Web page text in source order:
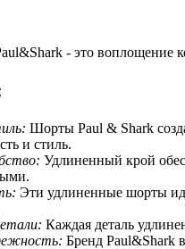
- это воплощение
Шорты Paul & Shark
и стиль.
Удлиненный крой
Эти удлиненные шорты
Каждая деталь
Бренд Paul&Shark